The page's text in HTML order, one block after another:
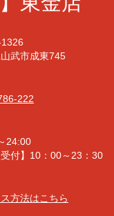
武市成東745
222
24:00
受付】10：00～23：30
方法はこちら